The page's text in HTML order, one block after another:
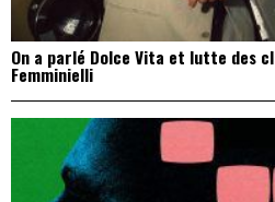
On a parlé Dolce Vita et lutte des
Femminielli